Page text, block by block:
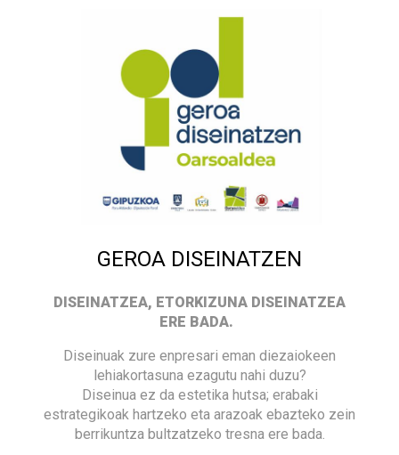
GEROA DISEINATZEN
DISEINATZEA, ETORKIZUNA DISEINATZEA
ERE BADA.
Diseinuak zure enpresari eman diezaiokeen
lehiakortasuna ezagutu nahi duzu?
Diseinua ez da estetika hutsa; erabaki
estrategikoak hartzeko eta arazoak ebazteko zein
berrikuntza bultzatzeko tresna ere bada.